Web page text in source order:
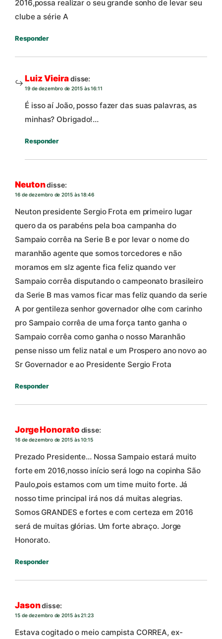
2016,possa realizar o seu grande sonho de levar seu
clube a série A
Responder
Luiz Vieiradisse:
19 de dezembro de 2015 às 16:11
É isso aí João, posso fazer das suas palavras, as
minhas? Obrigado!…
Responder
Neutondisse:
16 de dezembro de 2015 às 18:46
Neuton presidente Sergio Frota em primeiro lugar
quero da os parabéns pela boa campanha do
Sampaio corrêa na Serie B e por levar o nome do
maranhão agente que somos torcedores e não
moramos em slz agente fica feliz quando ver
Sampaio corrêa disputando o campeonato brasileiro
da Serie B mas vamos ficar mas feliz quando da serie
A por gentileza senhor governador olhe com carinho
pro Sampaio corrêa de uma força tanto ganha o
Sampaio corrêa como ganha o nosso Maranhão
pense nisso um feliz natal e um Prospero ano novo ao
Sr Governador e ao Presidente Sergio Frota
Responder
Jorge Honorato disse:
16 de dezembro de 2015 às 10:15
Prezado Presidente… Nossa Sampaio estará muito
forte em 2016,nosso início será logo na copinha São
Paulo,pois estamos com um time muito forte. Já
nosso time principal irá nos dá muitas alegrias.
Somos GRANDES e fortes e com certeza em 2016
será de muitas glórias. Um forte abraço. Jorge
Honorato.
Responder
Jasondisse:
15 de dezembro de 2015 às 21:23
Estava cogitado o meio campista CORREA, ex-